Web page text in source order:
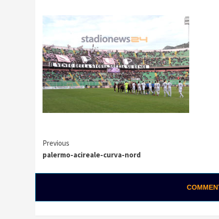
Continue
Reading
Previous
palermo-acireale-curva-nord